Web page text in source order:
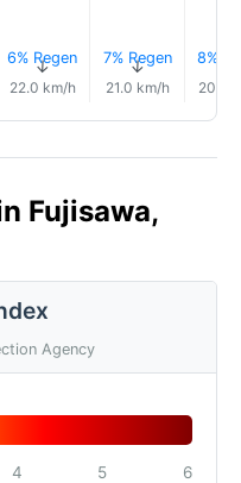
6% Regen
↑
22.0 km/h
7% Regen
↑
21.0 km/h
8%
20.0
Fujisawa,
Agency
4 5 6